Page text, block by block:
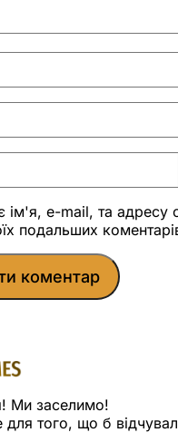
ім'я, e-mail, та адресу
подальших
Ми заселимо!
того, що б